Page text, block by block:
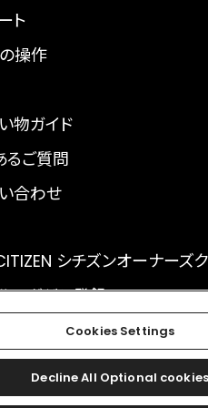
ト
操作
物ガイド
るご質問
合わせ
シチズンオーナーズ
マガジン登録
Cookies Settings
Decline All Optional cookies